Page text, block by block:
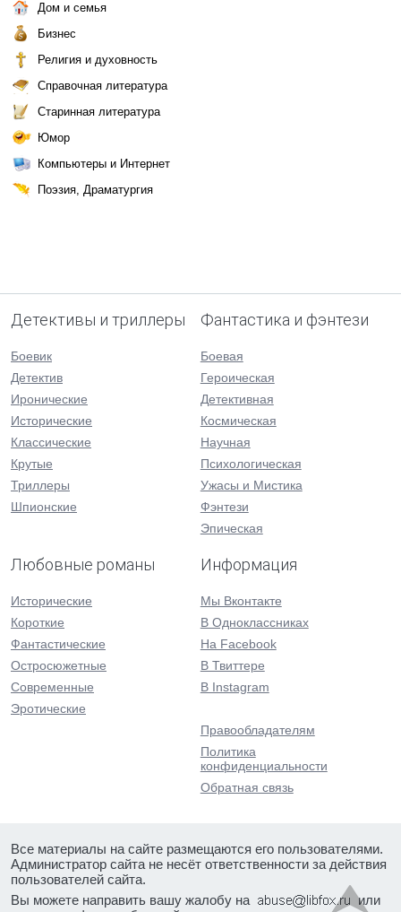
Дом и семья
Бизнес
Религия и духовность
Справочная литература
Старинная литература
Юмор
Компьютеры и Интернет
Поэзия, Драматургия
Детективы и триллеры
Боевик
Детектив
Иронические
Исторические
Классические
Крутые
Триллеры
Шпионские
Фантастика и фэнтези
Боевая
Героическая
Детективная
Космическая
Научная
Психологическая
Ужасы и Мистика
Фэнтези
Эпическая
Любовные романы
Исторические
Короткие
Фантастические
Остросюжетные
Современные
Эротические
Информация
Мы Вконтакте
В Одноклассниках
На Facebook
В Твиттере
В Instagram
Правообладателям
Политика
конфиденциальности
Обратная связь
Все материалы на сайте размещаются его пользователями.
Администратор сайта не несёт ответственности за действия
пользователей сайта.
Вы можете направить вашу жалобу на
или